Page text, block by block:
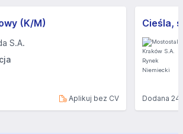
(K/M)
S.A.
Aplikuj bez CV Dodana24